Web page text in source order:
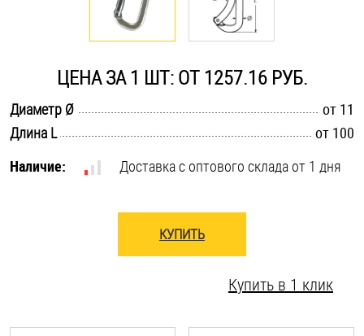
Стопорные кольца
Такелаж
ЦЕНА ЗА 1 ШТ: ОТ 1257.16 РУБ.
Диаметр Ø
от 11
Длина L
от 100
Наличие:
Доставка с оптового склада от 1 дня
КУПИТЬ
Купить в 1 клик